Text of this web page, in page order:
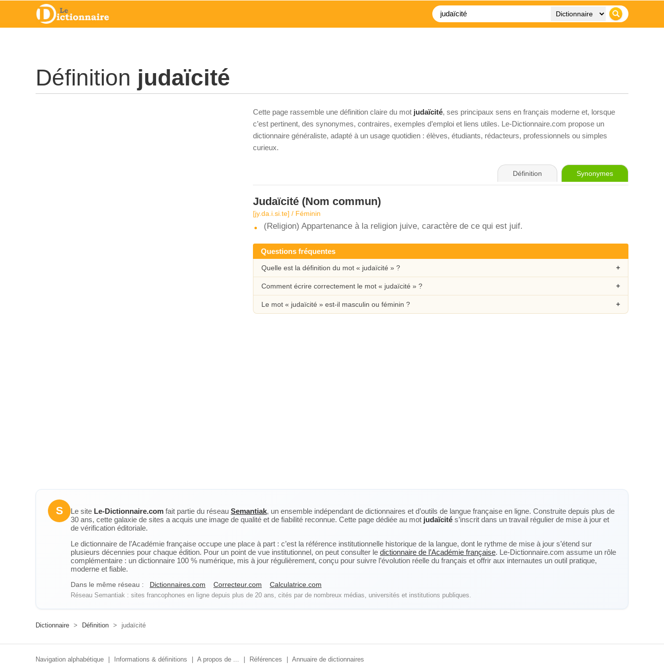
Définition judaïcité
Cette page rassemble une définition claire du mot judaïcité, ses principaux sens en français moderne et, lorsque
c’est pertinent, des synonymes, contraires, exemples d’emploi et liens utiles. Le-Dictionnaire.com propose un
dictionnaire généraliste, adapté à un usage quotidien : élèves, étudiants, rédacteurs, professionnels ou simples
curieux.
Définition Synonymes
Judaïcité (Nom commun)
[jy.da.i.si.te] / Féminin
(Religion) Appartenance à la religion juive, caractère de ce qui est juif.
Questions fréquentes
Quelle est la définition du mot « judaïcité » ?
Comment écrire correctement le mot « judaïcité » ?
Le mot « judaïcité » est-il masculin ou féminin ?
S Le site Le-Dictionnaire.com fait partie du réseau Semantiak, un ensemble indépendant de dictionnaires et d’outils de langue française en ligne. Construite depuis plus de
30 ans, cette galaxie de sites a acquis une image de qualité et de fiabilité reconnue. Cette page dédiée au mot judaïcité s’inscrit dans un travail régulier de mise à jour et
de vérification éditoriale.
Le dictionnaire de l’Académie française occupe une place à part : c’est la référence institutionnelle historique de la langue, dont le rythme de mise à jour s’étend sur
plusieurs décennies pour chaque édition. Pour un point de vue institutionnel, on peut consulter le dictionnaire de l’Académie française. Le-Dictionnaire.com assume un rôle
complémentaire : un dictionnaire 100 % numérique, mis à jour régulièrement, conçu pour suivre l’évolution réelle du français et offrir aux internautes un outil pratique,
moderne et fiable.
Dans le même réseau : Dictionnaires.com Correcteur.com Calculatrice.com
Réseau Semantiak : sites francophones en ligne depuis plus de 20 ans, cités par de nombreux médias, universités et institutions publiques.
Dictionnaire > Définition > judaïcité
Navigation alphabétique Informations & définitions A propos de ... Références Annuaire de dictionnaires